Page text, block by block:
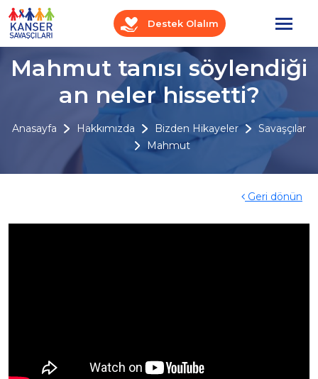
Destek Olalım
Mahmut tanısı söylendiği
an neler hissetti?
Anasayfa Hakkımızda Bizden Hikayeler
Savaşçılar
Mahmut
Geri dönün